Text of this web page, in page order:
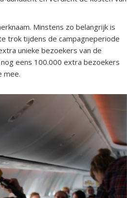
Minstens zo belangrijk is
trok tijdens de campagneperiode
unieke bezoekers van de
eens 100.000 extra bezoekers
mee.